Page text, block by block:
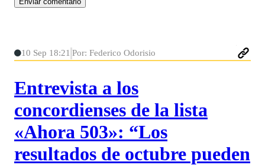
10 Sep 18:21 Por: Federico Odorisio
Entrevista a los
concordienses de la lista
«Ahora 503»: “Los
resultados de octubre pueden